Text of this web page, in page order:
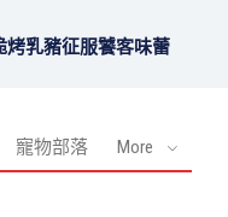
乳豬征服饕客味蕾
寵物部落 More